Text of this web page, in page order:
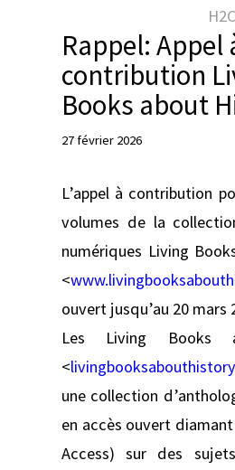
Rappel: Appel
contribution
Books about
27 février 2026
L’appel à contribution
volumes de la
numériques Living
<
ouvert jusqu’au 20 mars
Les Living Books
<
une collection
en accès ouvert
Access) sur des